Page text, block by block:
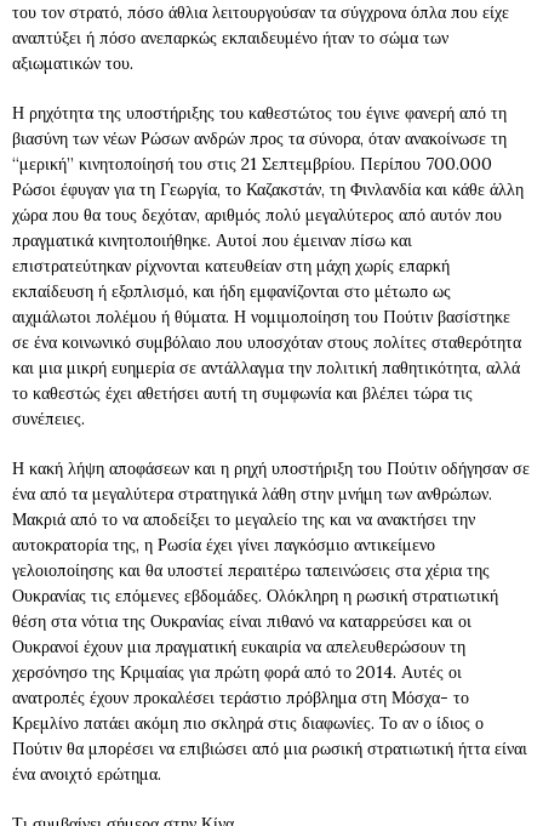
του τον στρατό, πόσο άθλια λειτουργούσαν τα σύγχρονα όπλα που είχε
αναπτύξει ή πόσο ανεπαρκώς εκπαιδευμένο ήταν το σώμα των
αξιωματικών του.
Η ρηχότητα της υποστήριξης του καθεστώτος του έγινε φανερή από τη
βιασύνη των νέων Ρώσων ανδρών προς τα σύνορα, όταν ανακοίνωσε τη
“μερική” κινητοποίησή του στις 21 Σεπτεμβρίου. Περίπου 700.000
Ρώσοι έφυγαν για τη Γεωργία, το Καζακστάν, τη Φινλανδία και κάθε άλλη
χώρα που θα τους δεχόταν, αριθμός πολύ μεγαλύτερος από αυτόν που
πραγματικά κινητοποιήθηκε. Αυτοί που έμειναν πίσω και
επιστρατεύτηκαν ρίχνονται κατευθείαν στη μάχη χωρίς επαρκή
εκπαίδευση ή εξοπλισμό, και ήδη εμφανίζονται στο μέτωπο ως
αιχμάλωτοι πολέμου ή θύματα. Η νομιμοποίηση του Πούτιν βασίστηκε
σε ένα κοινωνικό συμβόλαιο που υποσχόταν στους πολίτες σταθερότητα
και μια μικρή ευημερία σε αντάλλαγμα την πολιτική παθητικότητα, αλλά
το καθεστώς έχει αθετήσει αυτή τη συμφωνία και βλέπει τώρα τις
συνέπειες.
Η κακή λήψη αποφάσεων και η ρηχή υποστήριξη του Πούτιν οδήγησαν σε
ένα από τα μεγαλύτερα στρατηγικά λάθη στην μνήμη των ανθρώπων.
Μακριά από το να αποδείξει το μεγαλείο της και να ανακτήσει την
αυτοκρατορία της, η Ρωσία έχει γίνει παγκόσμιο αντικείμενο
γελοιοποίησης και θα υποστεί περαιτέρω ταπεινώσεις στα χέρια της
Ουκρανίας τις επόμενες εβδομάδες. Ολόκληρη η ρωσική στρατιωτική
θέση στα νότια της Ουκρανίας είναι πιθανό να καταρρεύσει και οι
Ουκρανοί έχουν μια πραγματική ευκαιρία να απελευθερώσουν τη
χερσόνησο της Κριμαίας για πρώτη φορά από το 2014. Αυτές οι
ανατροπές έχουν προκαλέσει τεράστιο πρόβλημα στη Μόσχα- το
Κρεμλίνο πατάει ακόμη πιο σκληρά στις διαφωνίες. Το αν ο ίδιος ο
Πούτιν θα μπορέσει να επιβιώσει από μια ρωσική στρατιωτική ήττα είναι
ένα ανοιχτό ερώτημα.